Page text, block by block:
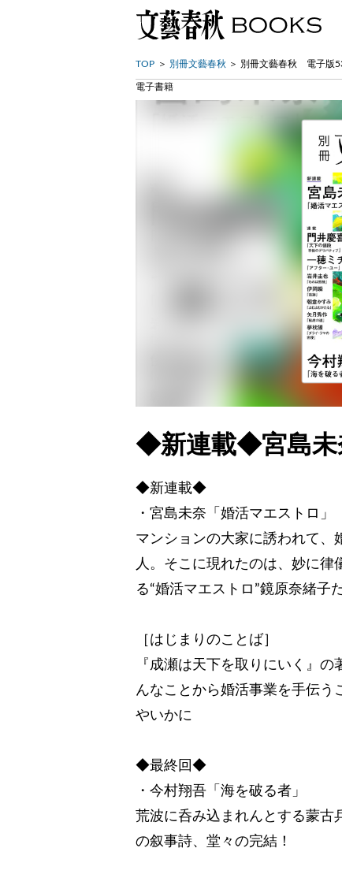
TOP 別冊文藝春秋 別冊文藝春秋 電子版
電子書籍
◆新連載◆宮島未
◆新連載◆
・宮島未奈「婚活マエストロ」
マンションの大家に誘われて、
人。そこに現れたのは、妙に
る“婚活マエストロ”鏡原奈緒子
［はじまりのことば］
『成瀬は天下を取りにいく』
んなことから婚活事業を手伝う
やいかに
◆最終回◆
・今村翔吾「海を破る者」
荒波に呑み込まれんとする蒙
の叙事詩、堂々の完結！